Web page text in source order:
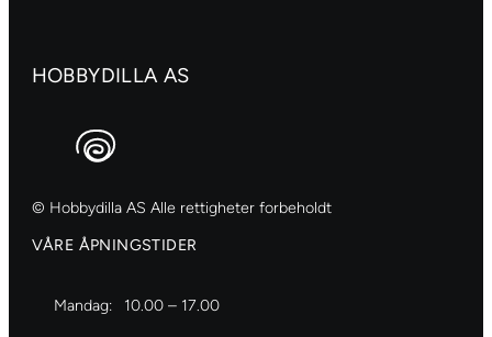
HOBBYDILLA AS
© Hobbydilla AS Alle rettigheter forbeholdt
VÅRE ÅPNINGSTIDER
Mandag: 10.00 – 17.00